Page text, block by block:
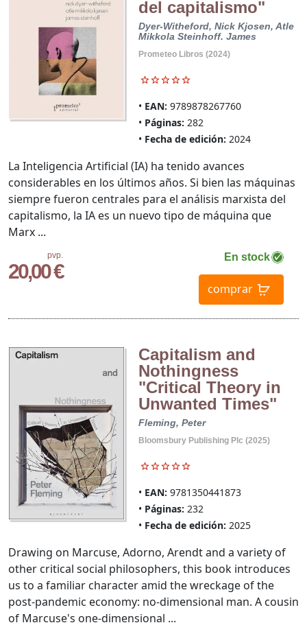
del capitalismo"
Dyer-Witheford, Nick Kjosen, Atle
Mikkola Steinhoff. James
Prometeo Libros (2024)
EAN: 9789878267760
Páginas: 282
Fecha de edición: 2024
pvp.
20,00 €
En stock
comprar
La Inteligencia Artificial (IA) ha tenido avances
considerables en los últimos años. Si bien las máquinas
siempre fueron centrales para el análisis marxista del
capitalismo, la IA es un nuevo tipo de máquina que
Marx ...
Capitalism and
Nothingness
"Critical Theory in
Unwanted Times"
Fleming, Peter
Bloomsbury Publishing Plc (2025)
EAN: 9781350441873
Páginas: 232
Fecha de edición: 2025
Drawing on Marcuse, Adorno, Arendt and a variety of
other critical social philosophers, this book introduces
us to a familiar character amid the wreckage of the
post-pandemic economy: no-dimensional man. A cousin
of Marcuse's one-dimensional ...